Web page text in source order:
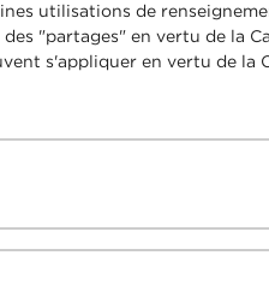
utilisations de
"partages" en vertu de la
s'appliquer en vertu de la